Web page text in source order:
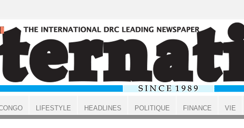
LIFESTYLE HEADLINES POLITIQUE FINANCE VIE